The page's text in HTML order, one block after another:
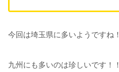
今回は埼玉県に多いようですね！
九州にも多いのは珍しいです！！